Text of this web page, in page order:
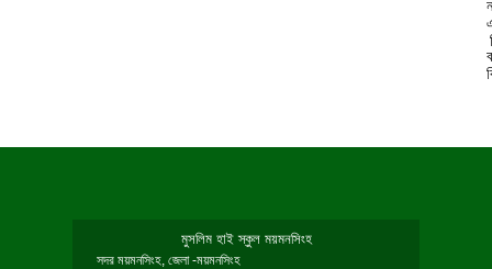
মুসলিম হাই স্কুল ময়মনসিংহ
সদর ময়মনসিংহ, জেলা -ময়মনসিংহ